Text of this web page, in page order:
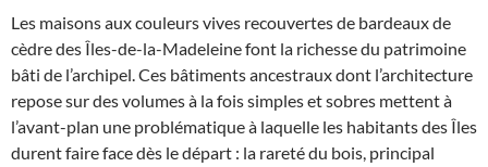
Les maisons aux couleurs vives recouvertes de bardeaux de
cèdre des Îles-de-la-Madeleine font la richesse du patrimoine
bâti de l’archipel. Ces bâtiments ancestraux dont l’architecture
repose sur des volumes à la fois simples et sobres mettent à
l’avant-plan une problématique à laquelle les habitants des Îles
durent faire face dès le départ : la rareté du bois, principal